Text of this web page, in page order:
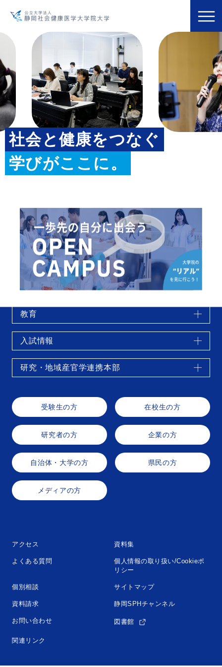
社会と健康をつなぐ
学びがここに。
特別研究一覧詳細画面
受験生の方 在校生の方
研究者の方 企業の方
自治体・大学の方 県民の方
メディアの方
大学紹介
教育
入試情報
研究・地域産官学連携本部
アクセス
よくある質問
個別相談
資料請求
お問い合わせ
関連リンク
資料集
個人情報の取り扱い/Cookieポ
リシー
サイトマップ
静岡SPHチャンネル
図書館